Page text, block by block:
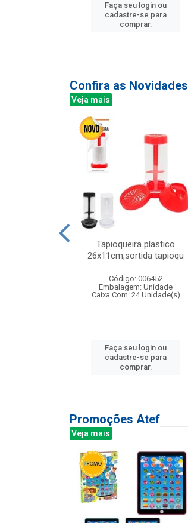
Faça seu login ou
cadastre-se para
comprar.
Confira as Novidades
Veja mais
Tapioqueira plastico
26x11cm,sortida tapioqu
Código: 006452
Embalagem: Unidade
Caixa Com: 24 Unidade(s)
Faça seu login ou
cadastre-se para
comprar.
Promoções Atef
Veja mais